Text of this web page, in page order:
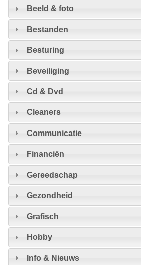
Beeld & foto
Bestanden
Besturing
Beveiliging
Cd & Dvd
Cleaners
Communicatie
Financiën
Gereedschap
Gezondheid
Grafisch
Hobby
Info & Nieuws